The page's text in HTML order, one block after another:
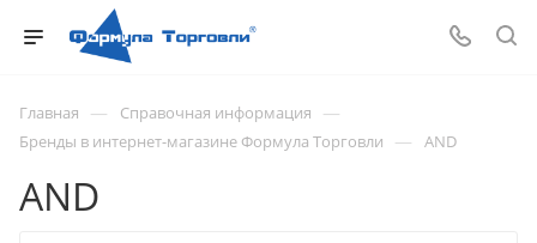
Главная — Справочная информация —
Бренды в интернет-магазине Формула Торговли — AND
AND